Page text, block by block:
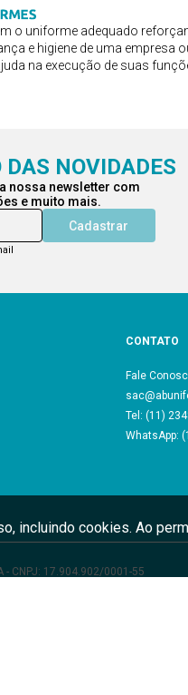
e higiene de uma empresa
incluindo cookies. Ao